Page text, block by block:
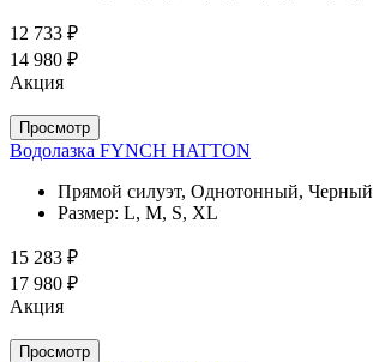
12 733 ₽
14 980 ₽
Акция
Просмотр
Водолазка FYNCH HATTON
Прямой силуэт, Однотонный, Черный
Размер: L, M, S, XL
15 283 ₽
17 980 ₽
Акция
Просмотр